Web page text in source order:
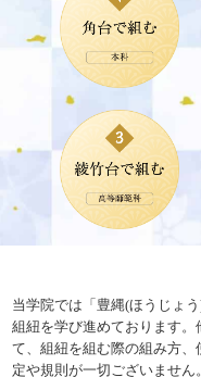
当学院では「豊縄(ほうじょ
組紐を学び進めております
て、組紐を組む際の組み方
定や規則が一切ございませ